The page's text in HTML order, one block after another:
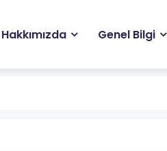
Main
navigation
Hakkımızda Genel Bilgi